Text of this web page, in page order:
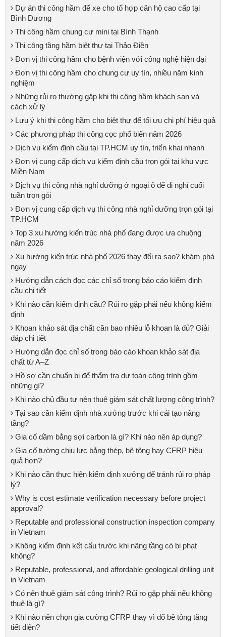
Dự án thi công hầm để xe cho tổ hợp căn hộ cao cấp tại
Bình Dương
Thi công hầm chung cư mini tại Bình Thạnh
Thi công tầng hầm biệt thự tại Thảo Điền
Đơn vị thi công hầm cho bệnh viện với công nghệ hiện đại
Đơn vị thi công hầm cho chung cư uy tín, nhiều năm kinh
nghiệm
Những rủi ro thường gặp khi thi công hầm khách sạn và
cách xử lý
Lưu ý khi thi công hầm cho biệt thự để tối ưu chi phí hiệu quả
Các phương pháp thi công cọc phổ biến năm 2026
Dịch vụ kiểm định cầu tại TP.HCM uy tín, triển khai nhanh
Đơn vị cung cấp dịch vụ kiểm định cầu trọn gói tại khu vực
Miền Nam
Dịch vụ thi công nhà nghỉ dưỡng ở ngoại ô để đi nghỉ cuối
tuần trọn gói
Đơn vị cung cấp dịch vụ thi công nhà nghỉ dưỡng trọn gói tại
TP.HCM
Top 3 xu hướng kiến trúc nhà phố đang được ưa chuộng
năm 2026
Xu hướng kiến trúc nhà phố 2026 thay đổi ra sao? khám phá
ngay
Hướng dẫn cách đọc các chỉ số trong báo cáo kiểm định
cầu chi tiết
Khi nào cần kiểm định cầu? Rủi ro gặp phải nếu không kiểm
định
Khoan khảo sát địa chất cần bao nhiêu lỗ khoan là đủ? Giải
đáp chi tiết
Hướng dẫn đọc chỉ số trong báo cáo khoan khảo sát địa
chất từ A–Z
Hồ sơ cần chuẩn bị để thẩm tra dự toán công trình gồm
những gì?
Khi nào chủ đầu tư nên thuê giám sát chất lượng công trình?
Tại sao cần kiểm định nhà xưởng trước khi cải tạo nâng
tầng?
Gia cố dầm bằng sợi carbon là gì? Khi nào nên áp dụng?
Gia cố tường chịu lực bằng thép, bê tông hay CFRP hiệu
quả hơn?
Khi nào cần thực hiện kiểm định xưởng để tránh rủi ro pháp
lý?
Why is cost estimate verification necessary before project
approval?
Reputable and professional construction inspection company
in Vietnam
Không kiểm định kết cấu trước khi nâng tầng có bị phạt
không?
Reputable, professional, and affordable geological drilling unit
in Vietnam
Có nên thuê giám sát công trình? Rủi ro gặp phải nếu không
thuê là gì?
Khi nào nên chọn gia cường CFRP thay vì đổ bê tông tăng
tiết diện?